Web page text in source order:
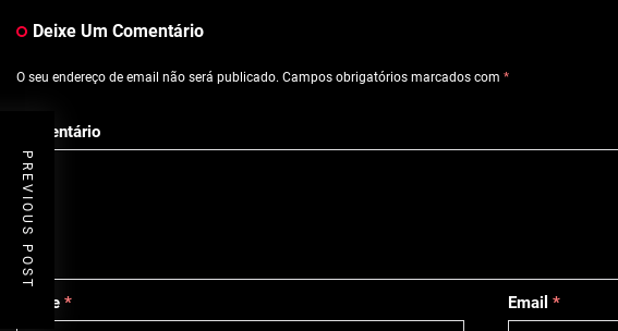
Deixe Um Comentário
O seu endereço de email não será publicado. Campos obrigatórios marcados com *
Comentário
Nome * Email*
PREVIOUS POST